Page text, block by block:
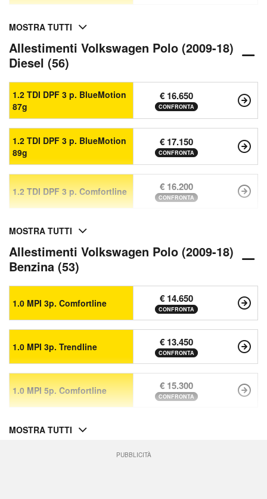
MOSTRA TUTTI
Allestimenti Volkswagen Polo (2009-18)
Diesel (56)
1.2 TDI DPF 3 p. BlueMotion
87g
€ 16.650
CONFRONTA
1.2 TDI DPF 3 p. BlueMotion
89g
€ 17.150
CONFRONTA
1.2 TDI DPF 3 p. Comfortline € 16.200
CONFRONTA
MOSTRA TUTTI
Allestimenti Volkswagen Polo (2009-18)
Benzina (53)
1.0 MPI 3p. Comfortline € 14.650
CONFRONTA
1.0 MPI 3p. Trendline € 13.450
CONFRONTA
1.0 MPI 5p. Comfortline € 15.300
CONFRONTA
MOSTRA TUTTI
PUBBLICITÀ